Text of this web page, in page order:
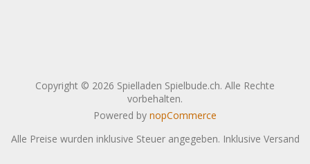
Copyright © 2026 Spielladen Spielbude.ch. Alle Rechte
vorbehalten.
Powered by nopCommerce
Alle Preise wurden inklusive Steuer angegeben. Inklusive Versand